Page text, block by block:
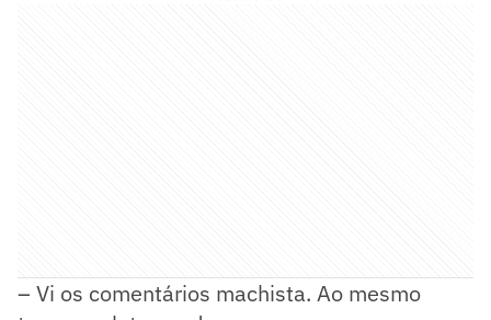
– Vi os comentários machista. Ao mesmo